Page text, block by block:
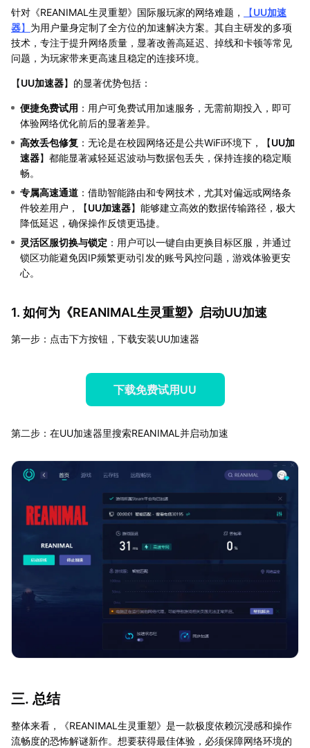
针对《REANIMAL生灵重塑》国际服玩家的网络难题， 【UU加速
器】 为用户量身定制了全方位的加速解决方案。其自主研发的多项
技术，专注于提升网络质量，显著改善高延迟、掉线和卡顿等常见
问题，为玩家带来更高速且稳定的连接环境。
【UU加速器】的显著优势包括：
便捷免费试用 ：用户可免费试用加速服务，无需前期投入，即可
体验网络优化前后的显著差异。
高效丢包修复 ：无论是在校园网络还是公共WiFi环境下，【UU加
速器】都能显著减轻延迟波动与数据包丢失，保持连接的稳定顺
畅。
专属高速通道 ：借助智能路由和专网技术，尤其对偏远或网络条
件较差用户，【UU加速器】能够建立高效的数据传输路径，极大
降低延迟，确保操作反馈更迅捷。
灵活区服切换与锁定 ：用户可以一键自由更换目标区服，并通过
锁区功能避免因IP频繁更动引发的账号风控问题，游戏体验更安
心。
1. 如何为《REANIMAL生灵重塑》启动UU加速
第一步：点击下方按钮，下载安装UU加速器
下载免费试用UU
第二步：在UU加速器里搜索REANIMAL并启动加速
三. 总结
整体来看，《REANIMAL生灵重塑》是一款极度依赖沉浸感和操作
流畅度的恐怖解谜新作。想要获得最佳体验，必须保障网络环境的